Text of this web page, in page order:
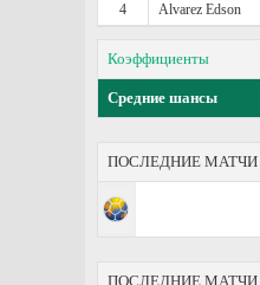
4
Alvarez Edson
Коэффициенты
Средние шансы
ПОСЛЕДНИЕ МАТЧИ
ПОСЛЕДНИЕ МАТЧИ